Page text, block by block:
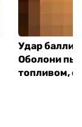
Удар
Оболони
топливом,